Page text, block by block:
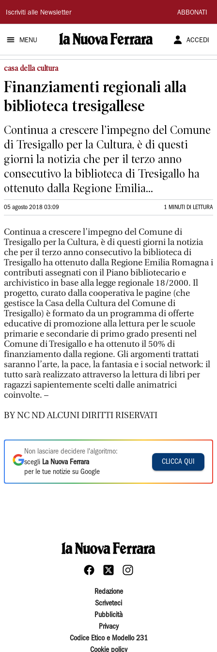
La
Nuova
Ferrara
Iscriviti alle Newsletter ABBONATI
MENU ACCEDI
casa della cultura
Finanziamenti regionali alla
biblioteca tresigallese
Continua a crescere l’impegno del Comune
di Tresigallo per la Cultura, è di questi
giorni la notizia che per il terzo anno
consecutivo la biblioteca di Tresigallo ha
ottenuto dalla Regione Emilia...
05 agosto 2018 03:09 1 MINUTI DI LETTURA
Continua a crescere l’impegno del Comune di
Tresigallo per la Cultura, è di questi giorni la notizia
che per il terzo anno consecutivo la biblioteca di
Tresigallo ha ottenuto dalla Regione Emilia Romagna i
contributi assegnati con il Piano bibliotecario e
archivistico in base alla legge regionale 18/2000. Il
progetto, curato dalla cooperativa le pagine (che
gestisce la Casa della Cultura del Comune di
Tresigallo) è formato da un programma di offerte
educative di promozione alla lettura per le scuole
primarie e secondarie di primo grado presenti nel
Comune di Tresigallo e ha ottenuto il 50% di
finanziamento dalla regione. Gli argomenti trattati
saranno l’arte, la pace, la fantasia e i social network: il
tutto sarà realizzato attraverso la lettura di libri per
ragazzi sapientemente scelti dalle animatrici
coinvolte. –
BY NC ND ALCUNI DIRITTI RISERVATI
Non lasciare decidere l'algoritmo:
scegli La Nuova Ferrara
per le tue notizie su Google
CLICCA QUI
Redazione
Scriveteci
Pubblicità
Privacy
Codice Etico e Modello 231
Cookie policy